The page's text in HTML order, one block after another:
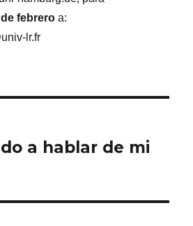
de febrero a:
lr.fr
a hablar de mi